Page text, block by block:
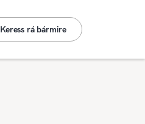
Keress rá bármire